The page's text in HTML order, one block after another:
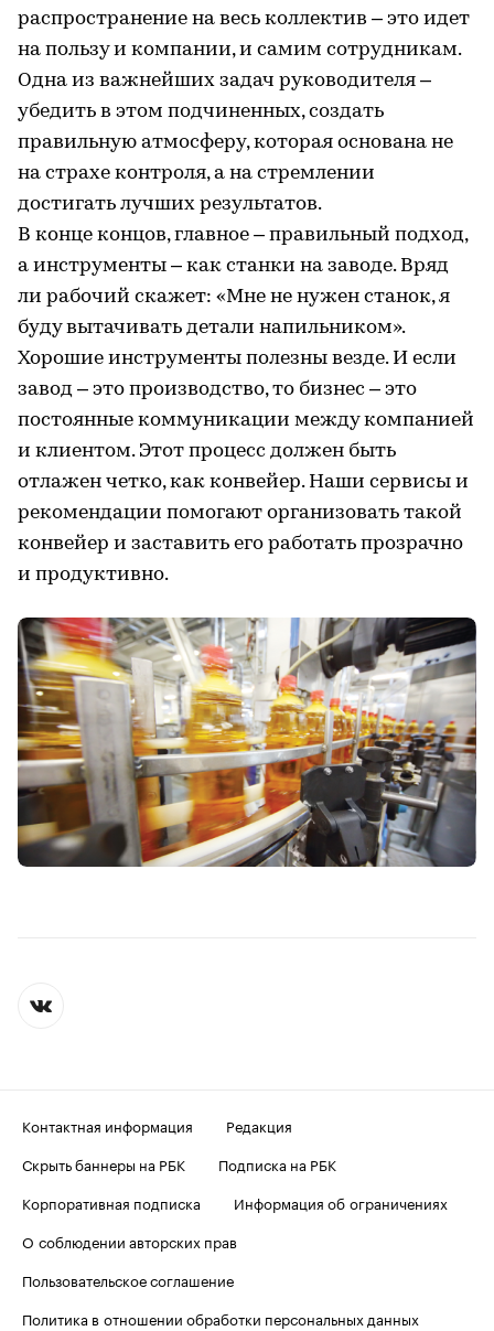
распространение на весь коллектив – это идет
на пользу и компании, и самим сотрудникам.
Одна из важнейших задач руководителя –
убедить в этом подчиненных, создать
правильную атмосферу, которая основана не
на страхе контроля, а на стремлении
достигать лучших результатов.
В конце концов, главное – правильный подход,
а инструменты – как станки на заводе. Вряд
ли рабочий скажет: «Мне не нужен станок, я
буду вытачивать детали напильником».
Хорошие инструменты полезны везде. И если
завод – это производство, то бизнес – это
постоянные коммуникации между компанией
и клиентом. Этот процесс должен быть
отлажен четко, как конвейер. Наши сервисы и
рекомендации помогают организовать такой
конвейер и заставить его работать прозрачно
и продуктивно.
Контактная информация
Редакция
Скрыть баннеры на РБК
Подписка на РБК
Корпоративная подписка
Информация об ограничениях
О соблюдении авторских прав
Пользовательское соглашение
Политика в отношении обработки персональных данных